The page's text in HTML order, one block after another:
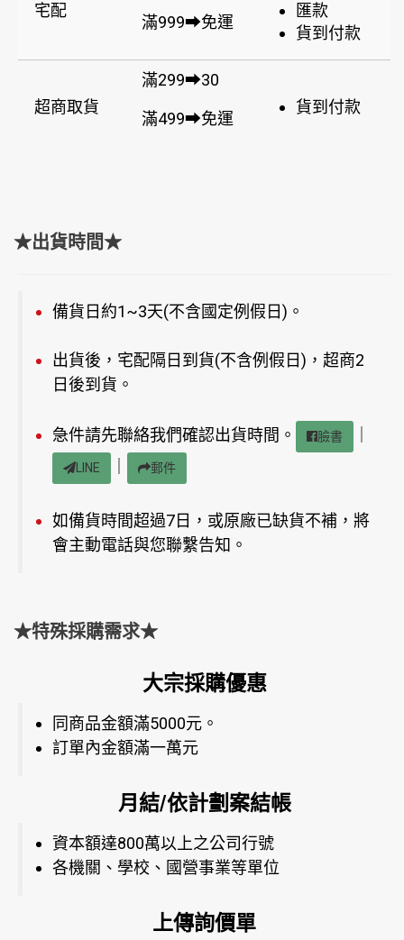
宅配
滿999➡免運
匯款
貨到付款
超商取貨
滿299➡30
滿499➡免運
貨到付款
★出貨時間★
備貨日約1~3天(不含國定例假日)。
出貨後，宅配隔日到貨(不含例假日)，超商2
日後到貨。
急件請先聯絡我們確認出貨時間。 臉書
LINE 郵件
如備貨時間超過7日，或原廠已缺貨不補，將
會主動電話與您聯繫告知。
★特殊採購需求★
大宗採購優惠
同商品金額滿5000元。
訂單內金額滿一萬元
月結/依計劃案結帳
資本額達800萬以上之公司行號
各機關、學校、國營事業等單位
上傳詢價單